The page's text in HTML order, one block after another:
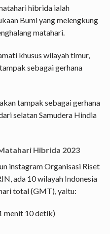
hibrida ialah
Bumi yang melengkung
matahari.
khusus wilayah timur,
sebagai gerhana
tampak sebagai gerhana
selatan Samudera Hindia
Hibrida 2023
instagram Organisasi Riset
ada 10 wilayah Indonesia
total (GMT), yaitu:
menit 10 detik)